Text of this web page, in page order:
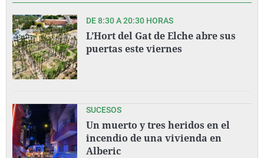
DE 8:30 A 20:30 HORAS
L’Hort del Gat de Elche abre sus
puertas este viernes
SUCESOS
Un muerto y tres heridos en el
incendio de una vivienda en
Alberic